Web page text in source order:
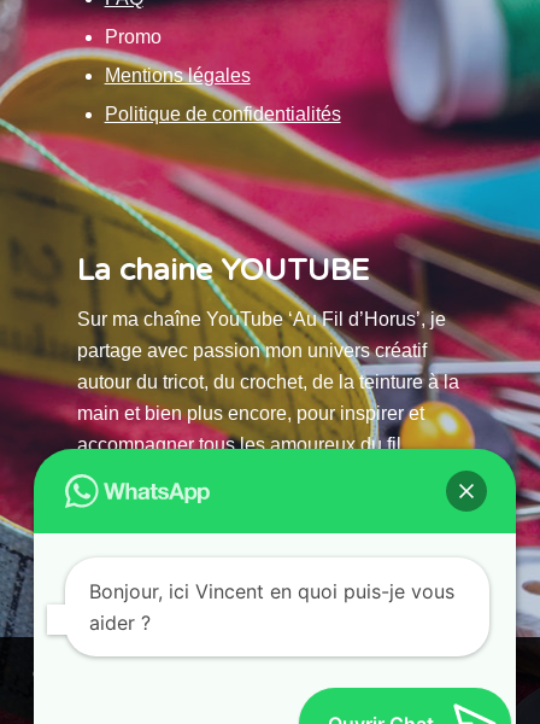
Promo
Mentions légales
Politique de confidentialités
La chaine YOUTUBE
Sur ma chaîne YouTube ‘Au Fil d’Horus’, je
partage avec passion mon univers créatif
autour du tricot, du crochet, de la teinture à la
main et bien plus encore, pour inspirer et
accompagner tous les amoureux du fil.
© 2025 AU FILS D’HORUS| All Rights Reserved |
Ce site utilise des cookies. En continuant à parcourir ce site, vous
acceptez leur utilisation.
Bonjour, ici Vincent en quoi puis-je vous
aider ?